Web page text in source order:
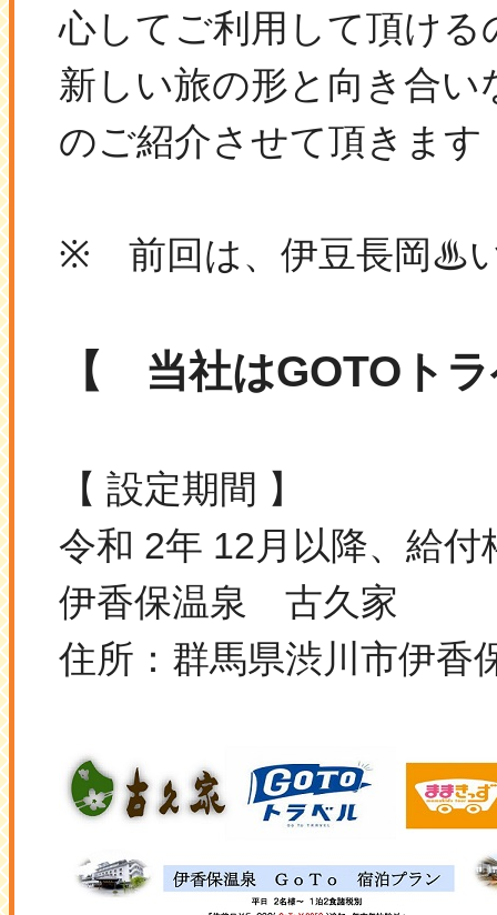
心してご利用して頂け
新しい旅の形と向き合
のご紹介させて頂きま
※ 前回は、伊豆長岡♨い
【 当社はGOTOト
【 設定期間 】
令和 2年 12月以降、給
伊香保温泉 古久家
住所：群馬県渋川市伊香